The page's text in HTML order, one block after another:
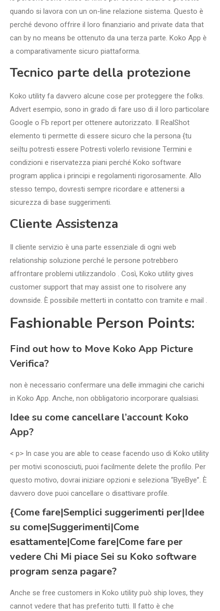
quando si lavora con un on-line relazione sistema. Questo è
perché devono offrire il loro finanziario and private data that
can by no means be ottenuto da una terza parte. Koko App è
a comparativamente sicuro piattaforma.
Tecnico parte della protezione
Koko utility fa davvero alcune cose per proteggere the folks.
Advert esempio, sono in grado di fare uso di il loro particolare
Google o Fb report per ottenere autorizzato. Il RealShot
elemento ti permette di essere sicuro che la persona {tu
sei|tu potresti essere Potresti volerlo revisione Termini e
condizioni e riservatezza piani perché Koko software
program applica i principi e regolamenti rigorosamente. Allo
stesso tempo, dovresti sempre ricordare e attenersi a
sicurezza di base suggerimenti.
Cliente Assistenza
Il cliente servizio è una parte essenziale di ogni web
relationship soluzione perché le persone potrebbero
affrontare problemi utilizzandolo . Così, Koko utility gives
customer support that may assist one to risolvere any
downside. È possibile metterti in contatto con tramite e mail .
Fashionable Person Points:
Find out how to Move Koko App Picture
Verifica?
non è necessario confermare una delle immagini che carichi
in Koko App. Anche, non obbligatorio incorporare qualsiasi.
Idee su come cancellare l’account Koko
App?
< p> In case you are able to cease facendo uso di Koko utility
per motivi sconosciuti, puoi facilmente delete the profilo. Per
questo motivo, dovrai iniziare opzioni e seleziona “ByeBye”. È
davvero dove puoi cancellare o disattivare profile.
{Come fare|Semplici suggerimenti per|Idee
su come|Suggerimenti|Come
esattamente|Come fare|Come fare per
vedere Chi Mi piace Sei su Koko software
program senza pagare?
Anche se free customers in Koko utility può ship loves, they
cannot vedere that has preferito tutti. Il fatto è che